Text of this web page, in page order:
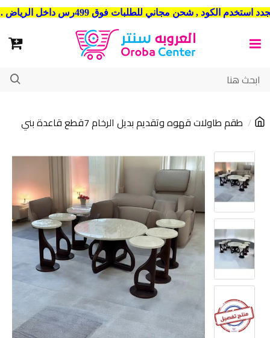
شحن مجاني للطلبات فوق 499رس داخل الرياض . وشحن الي جميع مدن المملكة العربية السعودية
طقم طاولات قهوه وتقديم بديل الرخام 7قطع قاعدة بني